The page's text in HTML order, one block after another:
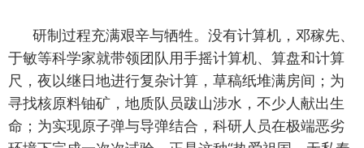
研制过程充满艰辛与牺牲。没有计算机，邓稼先、
于敏等科学家就带领团队用手摇计算机、算盘和计算
尺，夜以继日地进行复杂计算，草稿纸堆满房间；为
寻找核原料铀矿，地质队员跋山涉水，不少人献出生
命；为实现原子弹与导弹结合，科研人员在极端恶劣